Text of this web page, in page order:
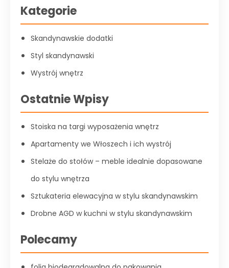
Kategorie
Skandynawskie dodatki
Styl skandynawski
Wystrój wnętrz
Ostatnie Wpisy
Stoiska na targi wyposażenia wnętrz
Apartamenty we Włoszech i ich wystrój
Stelaże do stołów – meble idealnie dopasowane
do stylu wnętrza
Sztukateria elewacyjna w stylu skandynawskim
Drobne AGD w kuchni w stylu skandynawskim
Polecamy